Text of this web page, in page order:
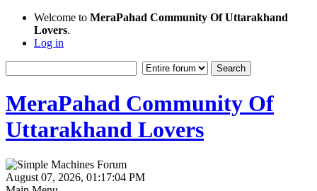
Welcome to MeraPahad Community Of Uttarakhand
Lovers.
Log in
MeraPahad Community Of
Uttarakhand Lovers
August 07, 2026, 01:17:04 PM